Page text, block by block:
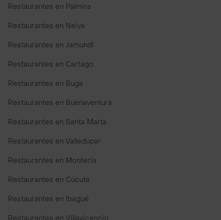
Restaurantes en Palmira
Restaurantes en Neiva
Restaurantes en Jamundi
Restaurantes en Cartago
Restaurantes en Buga
Restaurantes en Buenaventura
Restaurantes en Santa Marta
Restaurantes en Valledupar
Restaurantes en Monteria
Restaurantes en Cúcuta
Restaurantes en Ibagué